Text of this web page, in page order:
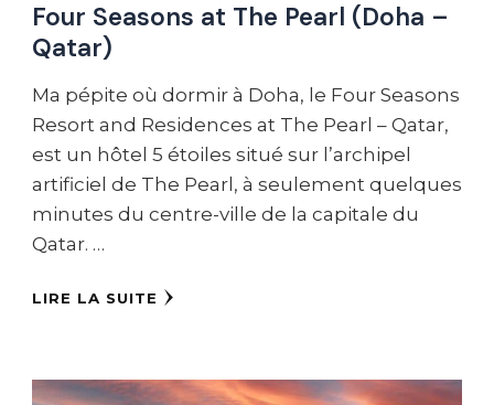
Four Seasons at The Pearl (Doha –
Qatar)
Ma pépite où dormir à Doha, le Four Seasons
Resort and Residences at The Pearl – Qatar,
est un hôtel 5 étoiles situé sur l’archipel
artificiel de The Pearl, à seulement quelques
minutes du centre-ville de la capitale du
Qatar. …
LIRE LA SUITE